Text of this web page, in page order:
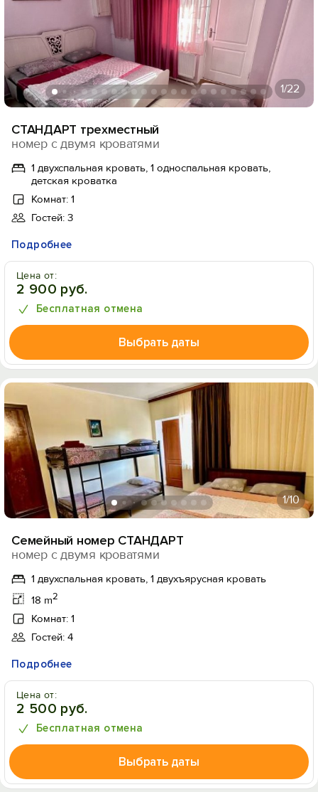
1/22
СТАНДАРТ трехместный
номер с двумя кроватями
1 двухспальная кровать, 1 односпальная кровать,
детская кроватка
Комнат: 1
Гостей: 3
Подробнее
Цена от:
2 900 руб.
Бесплатная отмена
Выбрать даты
1/10
Семейный номер СТАНДАРТ
номер с двумя кроватями
1 двухспальная кровать, 1 двухъярусная кровать
18 m2
Комнат: 1
Гостей: 4
Подробнее
Цена от:
2 500 руб.
Бесплатная отмена
Выбрать даты